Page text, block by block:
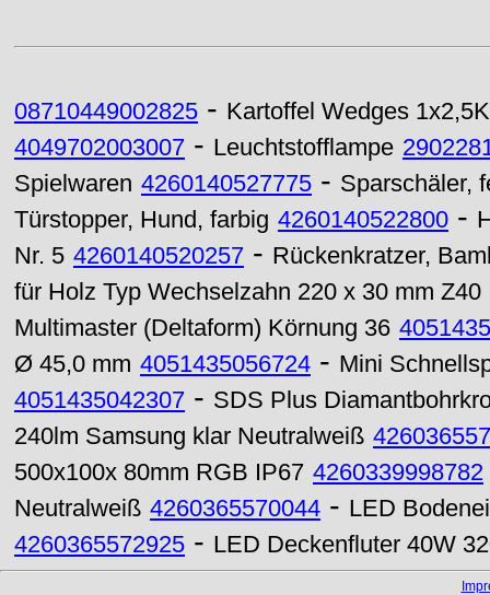
08710449002825 - Kartoffel Wedges
4049702003007 - Leuchtstofflampe
Spielwaren 4260140527775 - Sparschäler,
Türstopper, Hund, farbig 4260140522800 -
Nr. 5 4260140520257 - Rückenkratzer,
für Holz Typ Wechselzahn 220 x 30 mm Z40
Multimaster (Deltaform) Körnung 36
Ø 45,0 mm 4051435056724 - Mini
4051435042307 - SDS Plus
240lm Samsung klar Neutralweiß
500x100x 80mm RGB IP67 4260339998782
Neutralweiß 4260365570044 - LED
4260365572925 - LED Deckenfluter 40W